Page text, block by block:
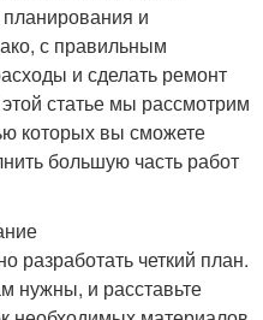
планирования и
с правильным
и сделать ремонт
статье мы рассмотрим
которых вы сможете
большую часть работ
разработать четкий план.
нужны, и расставьте